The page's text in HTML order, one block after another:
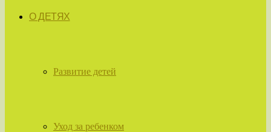
О ДЕТЯХ
Развитие детей
Уход за ребенком